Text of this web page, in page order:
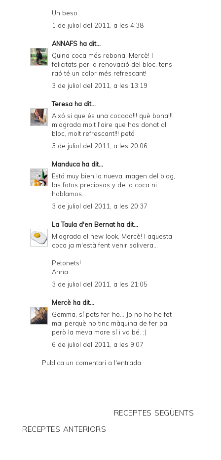
Un beso
1 de juliol del 2011, a les 4:38
ANNAFS ha dit...
Quina coca més rebona, Mercè! I
felicitats per la renovació del bloc, tens
raó té un color més refrescant!
3 de juliol del 2011, a les 13:19
Teresa ha dit...
Aixó si que és una cocada!!! què bona!!!
m'agrada molt l'aire que has donat al
bloc, molt refrescant!!! petó
3 de juliol del 2011, a les 20:06
Manduca ha dit...
Está muy bien la nueva imagen del blog,
las fotos preciosas y de la coca ni
hablamos...
3 de juliol del 2011, a les 20:37
La Taula d'en Bernatha dit...
M'agrada el new look, Mercè! I aquesta
coca ja m'està fent venir salivera...
Petonets!
Anna
3 de juliol del 2011, a les 21:05
Mercè ha dit...
Gemma, sí pots fer-ho... Jo no ho he fet
mai perquè no tinc màquina de fer pa,
però la meva mare sí i va bé. ;)
6 de juliol del 2011, a les 9:07
Publica un comentari a l'entrada
RECEPTES SEGÜENTS
RECEPTES ANTERIORS